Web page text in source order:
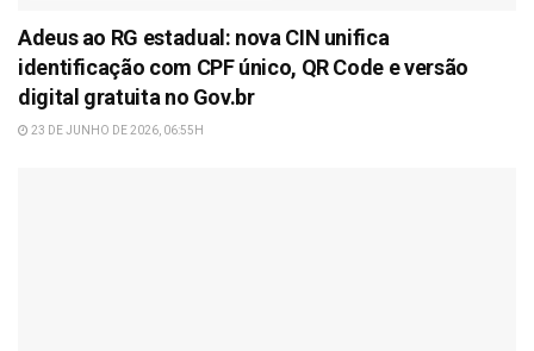
Adeus ao RG estadual: nova CIN unifica
identificação com CPF único, QR Code e versão
digital gratuita no Gov.br
23 DE JUNHO DE 2026, 06:55H